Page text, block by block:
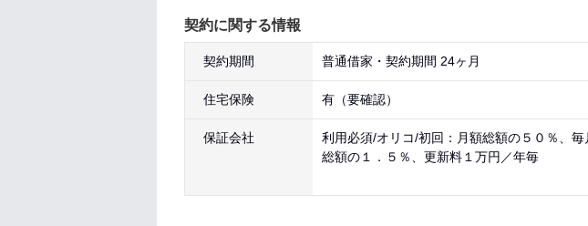
契約に関する情報
契約期間 普通借家・契約期間 24ヶ月
住宅保険 有（要確認）
保証会社
利用必須/オリコ/初回：月額総額の５０％、毎
総額の１．５％、更新料１万円／年毎